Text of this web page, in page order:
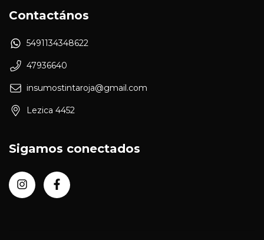
Contactános
5491134348622
47936640
insumostintaroja@gmail.com
Lezica 4452
Sigamos conectados